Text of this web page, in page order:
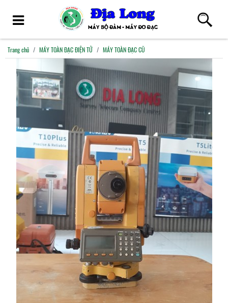
Trang chủ MÁY TOÀN ĐẠC ĐIỆN TỬ MÁY TOÀN ĐẠC CŨ